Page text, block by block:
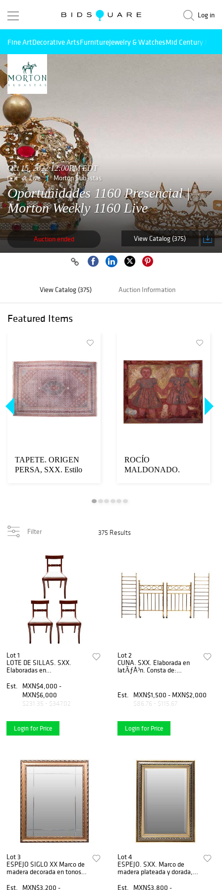
Log in
Fine ArtDecorative ArtsFurnitureJewelry & WatchesMid Century
Oct 15, 2022 12:00PM EDT
Live Morton Subastas
Oportunidades 1160 Presencial |
Morton Weekly 1160 Live
Auction ended View Catalog (375)
View Catalog (375) Auction Information
Featured Items
TAPETE. ORIGEN
PERSA, SXX. Estilo
ROCÍO
MALDONADO.
Filter 375 Results
Lot 1
LOTE DE SILLAS. SXX.
Elaboradas en
blanca. Patas tipo sable. 86
x 44 x 46 cm
Est.
MXN$4,000 -
MXN$6,000
$231.35 - $347.02
Login for Price
Lot 2
CUNA. SXX. Elaborada en
latÃƒÂ³n. Consta de:
ruedas.
Est. MXN$1,500 - MXN$2,000
$86.76 - $115.67
Login for Price
Lot 3
ESPEJO SIGLO XX Marco de
madera decorada en tonos
esmerilados Detalles de
Est.
MXN$3,200 -
Lot 4
ESPEJO. SXX. Marco de
madera plateada y dorada,
motivos vegetales. Detalles
Est.
MXN$3,800 -